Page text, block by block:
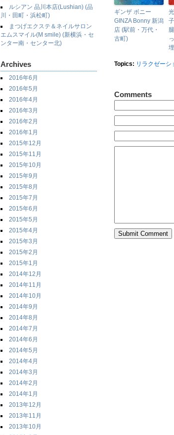
ルシアン 品川本店(Lushian) (品
川・田町・浜松町)
まつげエクステ＆ネイルサロン
エムスマイル(M smile) (新横浜・セ
ンター南・センター北)
Archives
2016年6月
2016年5月
2016年4月
2016年3月
2016年2月
2016年1月
2015年12月
2015年11月
2015年10月
2015年9月
2015年8月
2015年7月
2015年6月
2015年5月
2015年4月
2015年3月
2015年2月
2015年1月
2014年12月
2014年11月
2014年10月
2014年9月
2014年8月
2014年7月
2014年6月
2014年5月
2014年4月
2014年3月
2014年2月
2014年1月
2013年12月
2013年11月
2013年10月
ギンザ ボニー
GINZA Bonny 新潟
店 (駅前・万代・
古町)
Topics: リラクゼーシ
Comments